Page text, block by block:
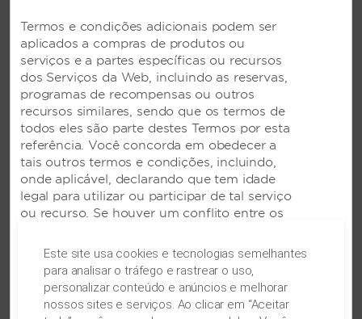
Espaço para reuniões e
eventos
Instalações inspiradoras para negócios e
lazer
Nossos deslumbrantes espaços comportam
reuniões de todos os tipos. Planejadores criativos
trabalharão com você em cada detalhe, de
inesquecíveis refeições e tecnologia de última
Termos e condições adicionais podem ser
aplicados a compras de produtos ou
serviços e a partes específicas ou recursos
dos Serviços da Web, incluindo as reservas,
programas de recompensas ou outros
recursos similares, sendo que os termos de
todos eles são parte destes Termos por esta
referência. Você concorda em obedecer a
tais outros termos e condições, incluindo,
onde aplicável, declarando que tem idade
legal para utilizar ou participar de tal serviço
ou recurso. Se houver um conflito entre os
aplicáveis a uma parte específica dos
Serviços da Web ou por qualquer serviço
oferecido por meio dos Serviços da Web, os
termos mais atuais devem reger o uso
dessa parte ou do serviço específico.
Este site usa cookies e tecnologias semelhantes
para analisar o tráfego e rastrear o uso,
personalizar conteúdo e anúncios e melhorar
nossos sites e serviços. Ao clicar em “Aceitar